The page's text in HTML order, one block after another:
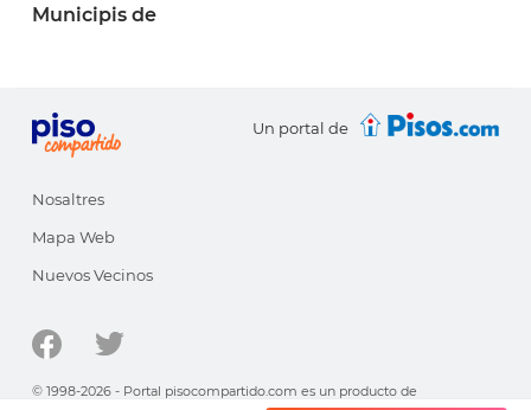
Municipis de
Un portal de
Nosaltres
Mapa Web
Nuevos Vecinos
© 1998-2026 - Portal pisocompartido.com es un producto de